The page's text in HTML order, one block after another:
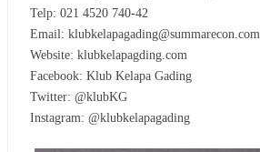
Telp: 021 4520 740-42
Email: klubkelapagading@summarecon.com
Website: klubkelapagding.com
Facebook: Klub Kelapa Gading
Twitter: @klubKG
Instagram: @klubkelapagading